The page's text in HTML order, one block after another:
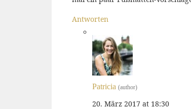
Antworten
Patricia (author)
20. März 2017 at 18:30